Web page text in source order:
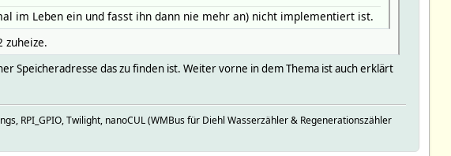
im Leben ein und fasst ihn dann nie mehr an) nicht implementiert ist.
zuheize.
Speicheradresse das zu finden ist. Weiter vorne in dem Thema ist auch erklärt
RPI_GPIO, Twilight, nanoCUL (WMBus für Diehl Wasserzähler & Regenerationszähler